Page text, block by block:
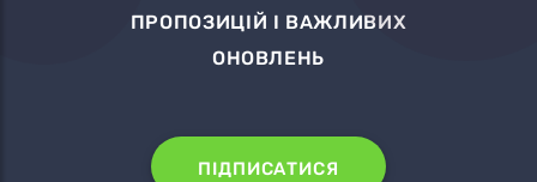
ПРОПОЗИЦІЙ І ВАЖЛИВИХ
ОНОВЛЕНЬ
ПІДПИСАТИСЯ